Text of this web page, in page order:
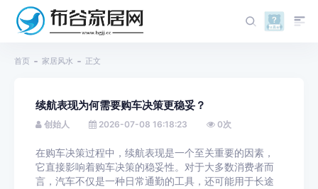
首页 家居风水 正文
续航表现为何需要购车决策更稳妥？
创始人 2026-07-08 16:18:23 0次
在购车决策过程中，续航表现是一个至关重要的因素，
它直接影响着购车决策的稳妥性。对于大多数消费者而
言，汽车不仅是一种日常通勤的工具，还可能用于长途